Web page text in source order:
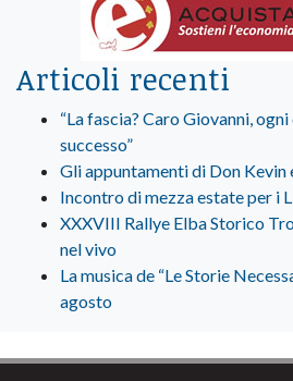
Articoli recenti
“La fascia? Caro Giovanni,
successo”
Gli appuntamenti di Don Kevin
Incontro di mezza estate per i
XXXVIII Rallye Elba Storico
nel vivo
La musica de “Le Storie
agosto